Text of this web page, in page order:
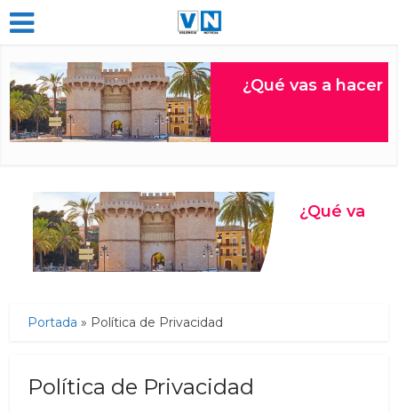
Portada » Política de Privacidad
Política de Privacidad